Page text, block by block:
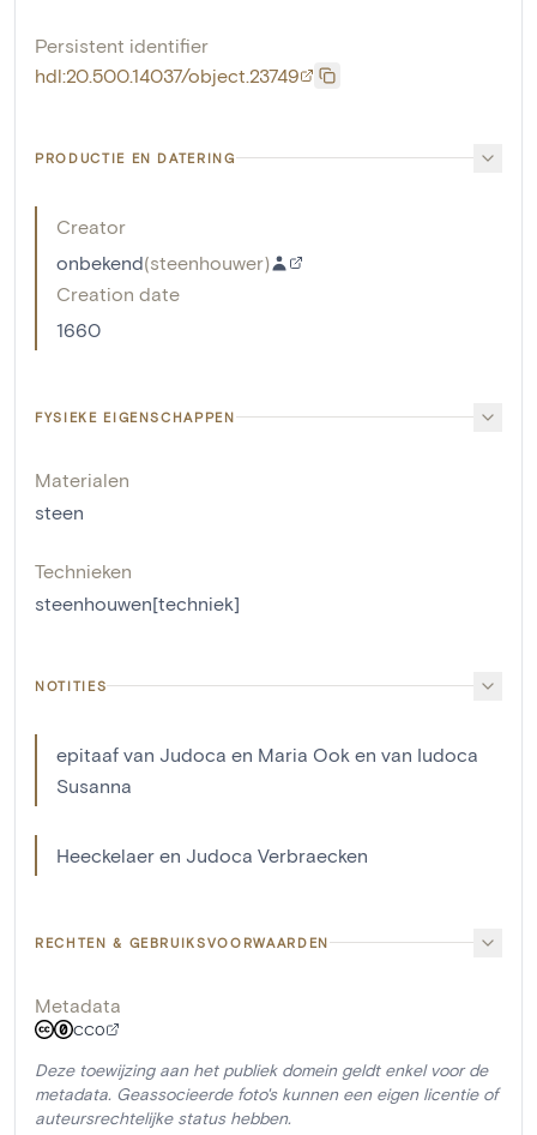
Persistent identifier
hdl:20.500.14037/object.23749
PRODUCTIE EN DATERING
Creator
onbekend(steenhouwer)
Creation date
1660
FYSIEKE EIGENSCHAPPEN
Materialen
steen
Technieken
steenhouwen[techniek]
NOTITIES
epitaaf van Judoca en Maria Ook en van Iudoca
Susanna
Heeckelaer en Judoca Verbraecken
RECHTEN & GEBRUIKSVOORWAARDEN
Metadata
CC0
Deze toewijzing aan het publiek domein geldt enkel voor de
metadata. Geassocieerde foto's kunnen een eigen licentie of
auteursrechtelijke status hebben.